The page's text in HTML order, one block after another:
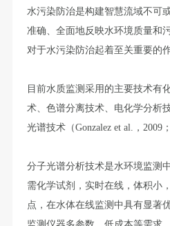
水污染防治是构建智慧流域不可
准确、全面地反映水环境质量和
对于水污染防治起着至关重要的作
目前水质监测采用的主要技术有
术、色谱分离技术、电化学分析
光谱技术（Gonzalez et al.，2009
分子光谱分析技术是水环境监测
需化学试剂，实时在线，体积小
点，在水体在线监测中具有显著